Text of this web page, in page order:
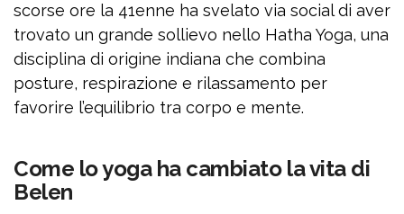
scorse ore la 41enne ha svelato via social di aver
trovato un grande sollievo nello Hatha Yoga, una
disciplina di origine indiana che combina
posture, respirazione e rilassamento per
favorire l’equilibrio tra corpo e mente.
Come lo yoga ha cambiato la vita di
Belen